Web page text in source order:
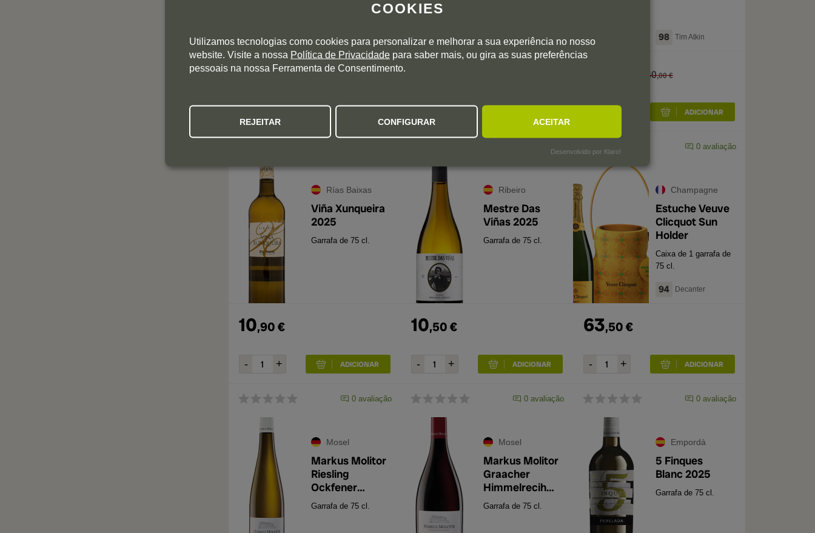
91 Peñín
13,25€
97+ Parker 98 Tim Atkin
40,00€
0 avaliação
Rías Baixas
Viña Xunqueira
2025
Garrafa de 75 cl.
10,90€
0 avaliação
Ribeiro
Mestre Das
Viñas 2025
Garrafa de 75 cl.
10,50€
0 avaliação
Champagne
Estuche Veuve
Clicquot Sun
Holder
Caixa de 1 garrafa de
75 cl.
94 Decanter
63,50€
0 avaliação
Mosel
Markus Molitor
Riesling
Ockfener
Bockstein
Garrafa de 75 cl.
Mosel
Markus Molitor
Graacher
Himmelrecih
Vinho de
Garrafa de 75 cl.
Empordà
5 Finques
Blanc 2025
Garrafa de 75 cl.
COOKIES
Utilizamos tecnologias como cookies para personalizar e melhorar a sua experiência no nosso
website. Visite a nossa Política de Privacidade para saber mais, ou gira as suas preferências
pessoais na nossa Ferramenta de Consentimento.
REJEITAR CONFIGURAR ACEITAR
Desenvolvido por Klaro!